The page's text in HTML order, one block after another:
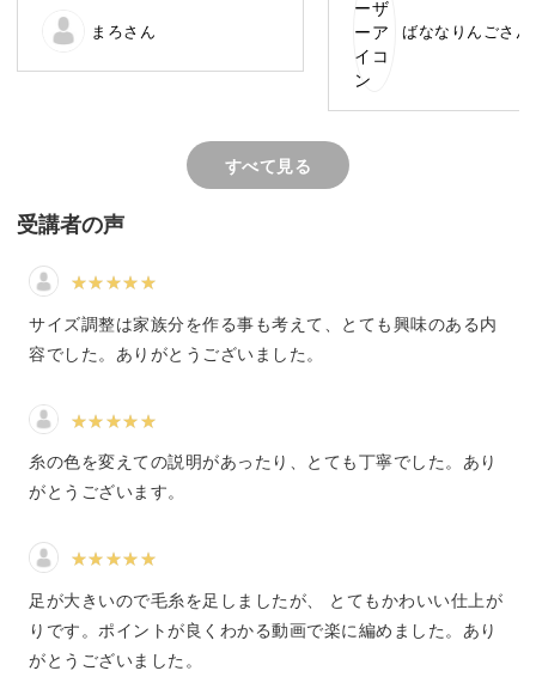
棒編みを始めるために必要な基本を覚えておきましょう。
ゲージ、糸、編み図の読み方、ガーター編みとメリヤス編
みの違い、作り目の編み方等々、知っておきたいことがた
手元をお見せしながらわかりやすくレクチャーします。
等、くつ下の各部分の名称や、編み方などをご説明しま
また、この講座で使う糸や道具は、私の経験を交えて使い
たら編み終わっていました😂
と思います✨
まろさん ばななりんごさん
すべて見る
受講者の声
サイズ調整は家族分を作る事も考えて、とても興味のある内
容でした。ありがとうございました。
糸の色を変えての説明があったり、とても丁寧でした。あり
がとうございます。
足が大きいので毛糸を足しましたが、 とてもかわいい仕上が
りです。ポイントが良くわかる動画で楽に編めました。あり
がとうございました。